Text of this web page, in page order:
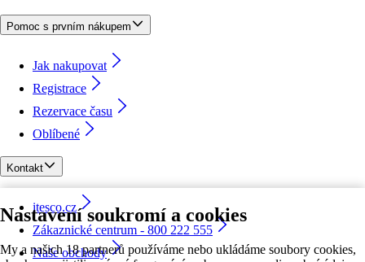
Nastavení soukromí a cookies
My a našich 18 partnerů používáme nebo ukládáme soubory cookies,
Pomoc s prvním nákupem
Jak nakupovat
Registrace
Rezervace času
Oblíbené
Kontakt
itesco.cz
Zákaznické centrum - 800 222 555
Naše obchody